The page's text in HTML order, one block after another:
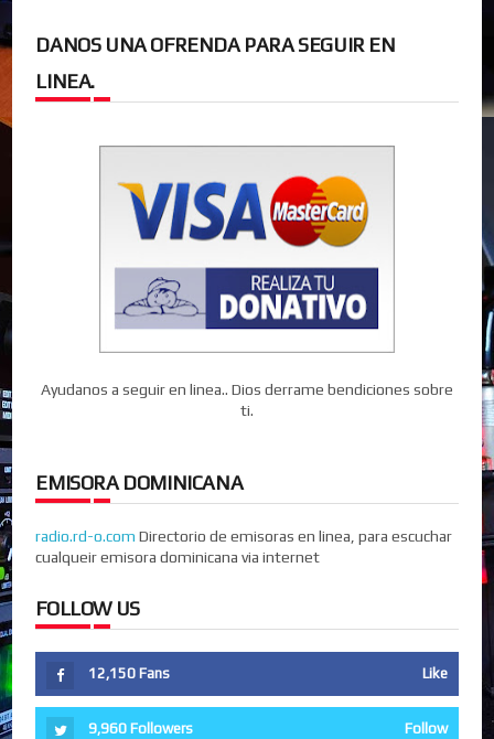
DANOS UNA OFRENDA PARA SEGUIR EN
LINEA.
Ayudanos a seguir en linea.. Dios derrame bendiciones sobre
ti.
EMISORA DOMINICANA
radio.rd-o.com Directorio de emisoras en linea, para escuchar
cualqueir emisora dominicana via internet
FOLLOW US
12,150 Fans Like
9,960 Followers Follow